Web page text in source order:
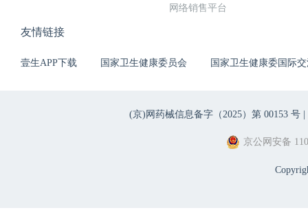
网络销售平台
友情链接
壹生APP下载 国家卫生健康委员会 国家卫生健康委国际
(京)网药械信息备字（2025）第 00153 号 |
京公网安备